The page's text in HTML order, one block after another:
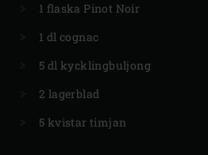
1 flaska Pinot Noir
1 dl cognac
5 dl kycklingbuljong
2 lagerblad
5 kvistar timjan